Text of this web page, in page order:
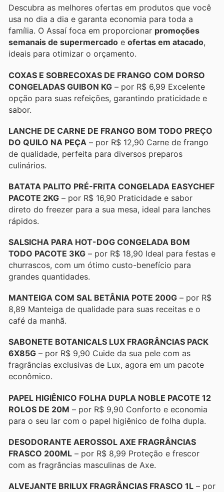
Descubra as melhores ofertas em produtos que você
usa no dia a dia e garanta economia para toda a
família. O Assaí foca em proporcionar promoções
semanais de supermercado e ofertas em atacado,
ideais para otimizar o orçamento.
COXAS E SOBRECOXAS DE FRANGO COM DORSO
CONGELADAS GUIBON KG – por R$ 6,99 Excelente
opção para suas refeições, garantindo praticidade e
sabor.
LANCHE DE CARNE DE FRANGO BOM TODO PREÇO
DO QUILO NA PEÇA – por R$ 12,90 Carne de frango
de qualidade, perfeita para diversos preparos
culinários.
BATATA PALITO PRÉ-FRITA CONGELADA EASYCHEF
PACOTE 2KG – por R$ 16,90 Praticidade e sabor
direto do freezer para a sua mesa, ideal para lanches
rápidos.
SALSICHA PARA HOT-DOG CONGELADA BOM
TODO PACOTE 3KG – por R$ 18,90 Ideal para festas e
churrascos, com um ótimo custo-benefício para
grandes quantidades.
MANTEIGA COM SAL BETÂNIA POTE 200G – por R$
8,89 Manteiga de qualidade para suas receitas e o
café da manhã.
SABONETE BOTANICALS LUX FRAGRÂNCIAS PACK
6X85G – por R$ 9,90 Cuide da sua pele com as
fragrâncias exclusivas de Lux, agora em um pacote
econômico.
PAPEL HIGIÊNICO FOLHA DUPLA NOBLE PACOTE 12
ROLOS DE 20M – por R$ 9,90 Conforto e economia
para o seu lar com o papel higiênico de folha dupla.
DESODORANTE AEROSSOL AXE FRAGRÂNCIAS
FRASCO 200ML – por R$ 8,99 Proteção e frescor
com as fragrâncias masculinas de Axe.
ALVEJANTE BRILUX FRAGRÂNCIAS FRASCO 1L – por